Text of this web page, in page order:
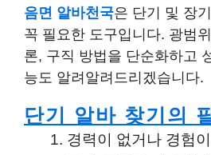
음면 알바천국은 단기 및 장
꼭 필요한 도구입니다. 광범
론, 구직 방법을 단순화하고
능도 알려알려드리겠습니다.
단기 알바 찾기 의
경력이 없거나 경험